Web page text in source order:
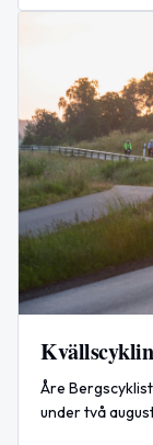
Åre
under två